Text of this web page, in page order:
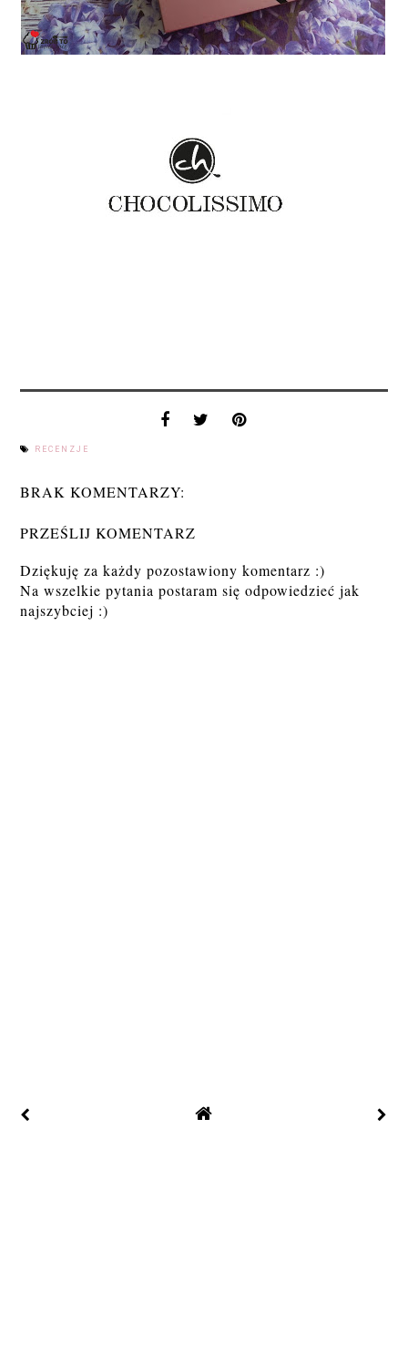
RECENZJE
BRAK KOMENTARZY:
PRZEŚLIJ KOMENTARZ
Dziękuję za każdy pozostawiony komentarz :)
Na wszelkie pytania postaram się odpowiedzieć jak
najszybciej :)